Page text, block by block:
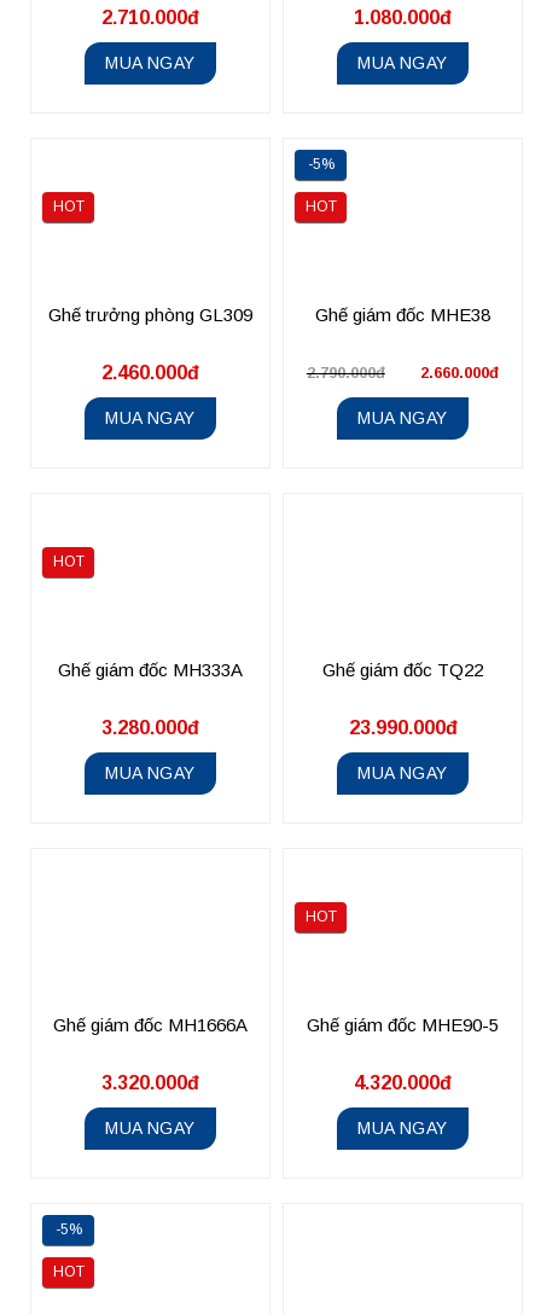
2.710.000đ
MUA NGAY
1.080.000đ
MUA NGAY
HOT
Ghế trưởng phòng GL309
2.460.000đ
MUA NGAY
-5%
HOT
Ghế giám đốc MHE38
2.790.000đ 2.660.000đ
MUA NGAY
HOT
Ghế giám đốc MH333A
3.280.000đ
MUA NGAY
Ghế giám đốc TQ22
23.990.000đ
MUA NGAY
Ghế giám đốc MH1666A
3.320.000đ
MUA NGAY
HOT
Ghế giám đốc MHE90-5
4.320.000đ
MUA NGAY
-5%
HOT